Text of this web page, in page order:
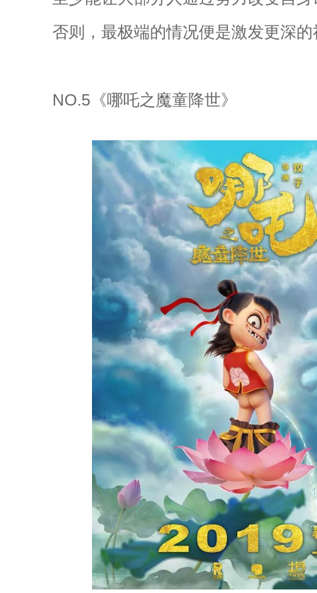
否则，最极端的情况便是激发更深
NO.5《哪吒之魔童降世》